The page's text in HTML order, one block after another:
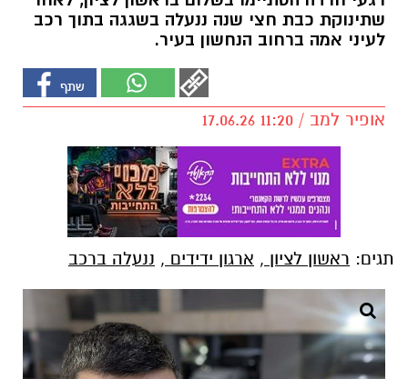
שתינוקת כבת חצי שנה ננעלה בשגגה בתוך רכב
לעיני אמה ברחוב הנחשון בעיר.
אופיר למב / 11:20 17.06.26
תגים: ראשון לציון , ארגון ידידים , ננעלה ברכב